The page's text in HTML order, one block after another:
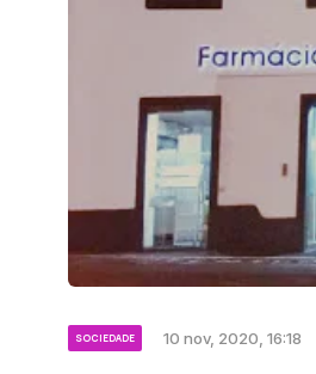
SOCIEDADE 10 nov, 2020, 16:18